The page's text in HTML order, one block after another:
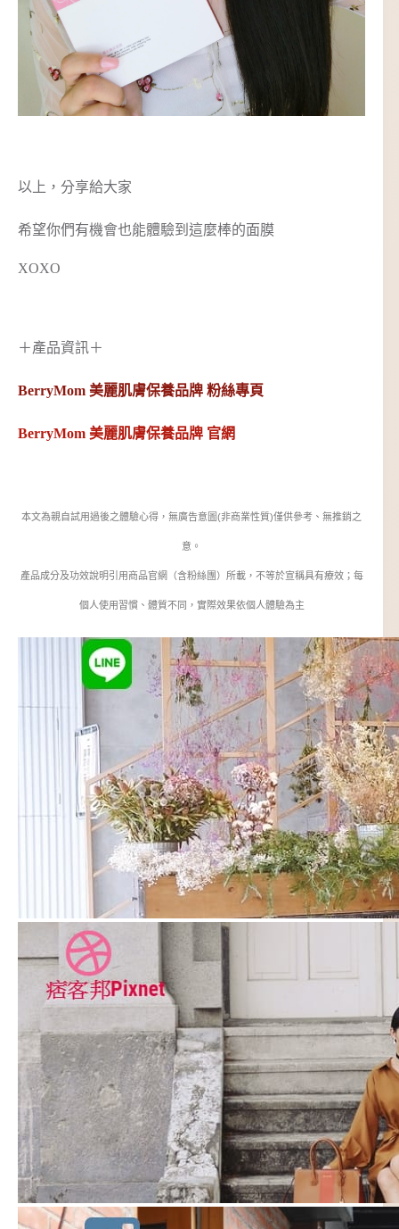
以上，分享給大家
希望你們有機會也能體驗到這麼棒的面膜
XOXO
＋產品資訊＋
BerryMom 美麗肌膚保養品牌 粉絲專頁
BerryMom 美麗肌膚保養品牌 官網
本文為親自試用過後之體驗心得，無廣告意圖(非商業性質)僅供參考、無推銷之
意。
產品成分及功效說明引用商品官網（含粉絲團）所載，不等於宣稱具有療效；每
個人使用習慣、體質不同，實際效果依個人體驗為主